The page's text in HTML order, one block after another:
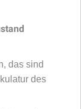
das sind
des